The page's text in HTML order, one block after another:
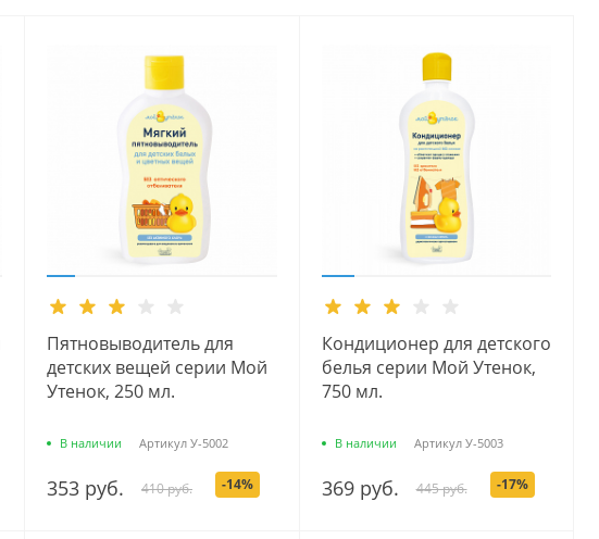
Пятновыводитель для
детских вещей серии Мой
Утенок, 250 мл.
В наличии Артикул У-5002
353 руб. 410 руб. -14%
Кондиционер для детского
белья серии Мой Утенок,
750 мл.
В наличии Артикул У-5003
369 руб. 445 руб. -17%